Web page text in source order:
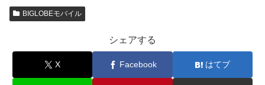
BIGLOBEモバイル
シェアする
X Facebook はてブ